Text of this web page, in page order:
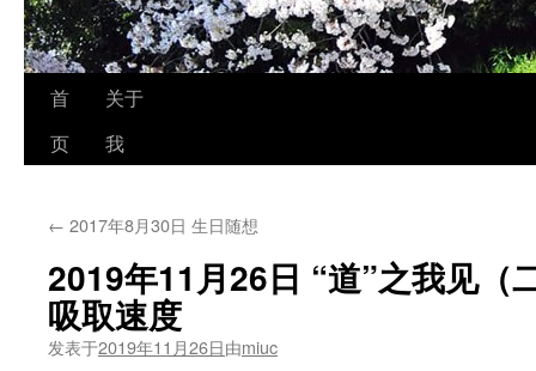
首
页
关于
我
← 2017年8月30日 生日随想
2019年11月26日 “道”之我见
吸取速度
发表于2019年11月26日由miuc